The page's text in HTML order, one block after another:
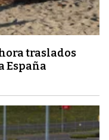
traslados
España